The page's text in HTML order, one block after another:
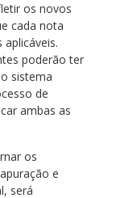
os novos
cada nota
poderão ter
sistema
de
ambas as
os
e
será